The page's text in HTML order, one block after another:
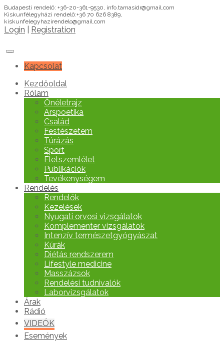
Budapesti rendelő: +36-20-361-9530, info.tamasidr@gmail.com
Kiskunfélegyházi rendelő:+36 70 626 8389,
kiskunfelegyhazirendelo@gmail.com
Login Registration
Kapcsolat
Kezdőoldal
Rólam
Önéletrajz
Arspoetika
Család
Festészetem
Túrázás
Sport
Életszemlélet
Publikációk
Tevékenységem
Rendelés
Rendelők
Kezelések
Nyugati orvosi vizsgálatok
Komplementer vizsgálatok
Intenzív természetgyógyászat
Kúrák
Diétás rendszerem
Lifestyle medicine
Masszázsok
Rendelési tudnivalók
Laborvizsgálatok
Árak
Rádió
VIDEÓK
Események